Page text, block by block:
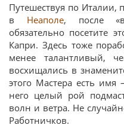
Путешествуя по Италии,
в Неаполе, после
обязательно посетите
Капри. Здесь тоже
менее талантливый,
восхищались в
этого Мастера есть
него целый рой
волн и ветра. Не
Работничков.